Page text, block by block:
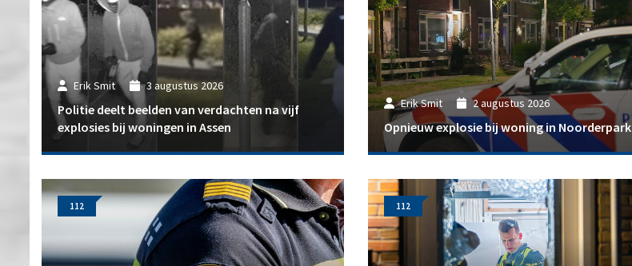
Erik Smit 3 augustus 2026
Politie deelt beelden van verdachten na vijf
explosies bij woningen in Assen
Erik Smit 2 augustus 2026
Opnieuw explosie bij woning in Noorderpark
112 112